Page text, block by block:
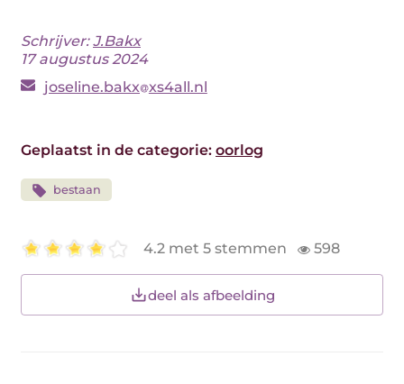
Schrijver:J.Bakx
17 augustus 2024
joseline.bakx xs4all.nl
Geplaatst in de categorie: oorlog
bestaan
4.2 met 5 stemmen 598
deel als afbeelding